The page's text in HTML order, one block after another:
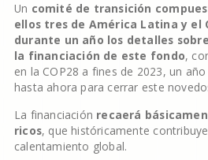
Un comité de transición
ellos tres de América Latina y el
durante un año los detalles
la financiación de este fondo,
en la COP28 a fines de 2023, un
hasta ahora para cerrar este
La financiación recaerá
ricos, que históricamente
calentamiento global.